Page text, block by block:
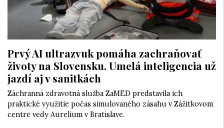
Prvý AI ultrazvuk pomáha zachraňovať
životy na Slovensku. Umelá inteligencia už
jazdí aj v sanitkách
Záchranná zdravotná služba ZaMED predstavila ich
praktické využitie počas simulovaného zásahu v Zážitkovom
centre vedy Aurelium v Bratislave.